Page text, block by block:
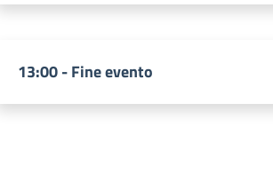
13:00 - Fine evento